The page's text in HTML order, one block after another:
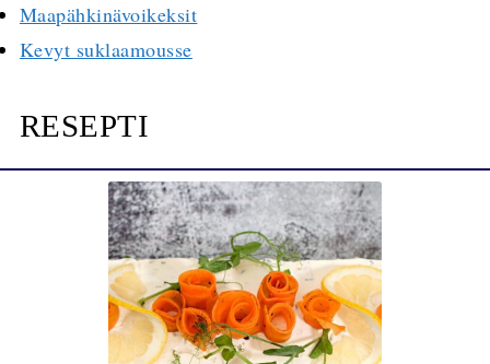
Maapähkinävoikeksit
Kevyt suklaamousse
RESEPTI